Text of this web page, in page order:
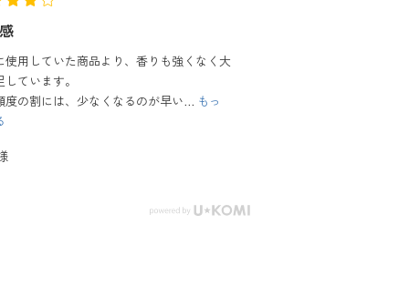
イレが爽やかで友人にもいつもいい匂いと
ん様